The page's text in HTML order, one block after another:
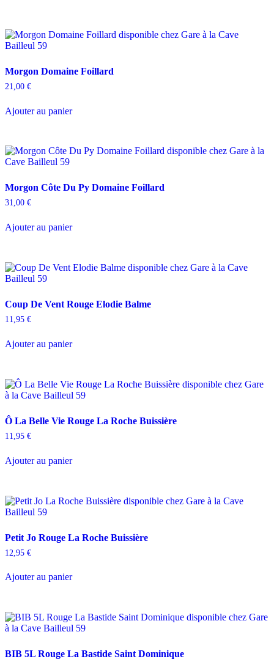
Morgon Domaine Foillard
21,00 €
Ajouter au panier
Morgon Côte Du Py Domaine Foillard
31,00 €
Ajouter au panier
Coup De Vent Rouge Elodie Balme
11,95 €
Ajouter au panier
Ô La Belle Vie Rouge La Roche Buissière
11,95 €
Ajouter au panier
Petit Jo Rouge La Roche Buissière
12,95 €
Ajouter au panier
BIB 5L Rouge La Bastide Saint Dominique